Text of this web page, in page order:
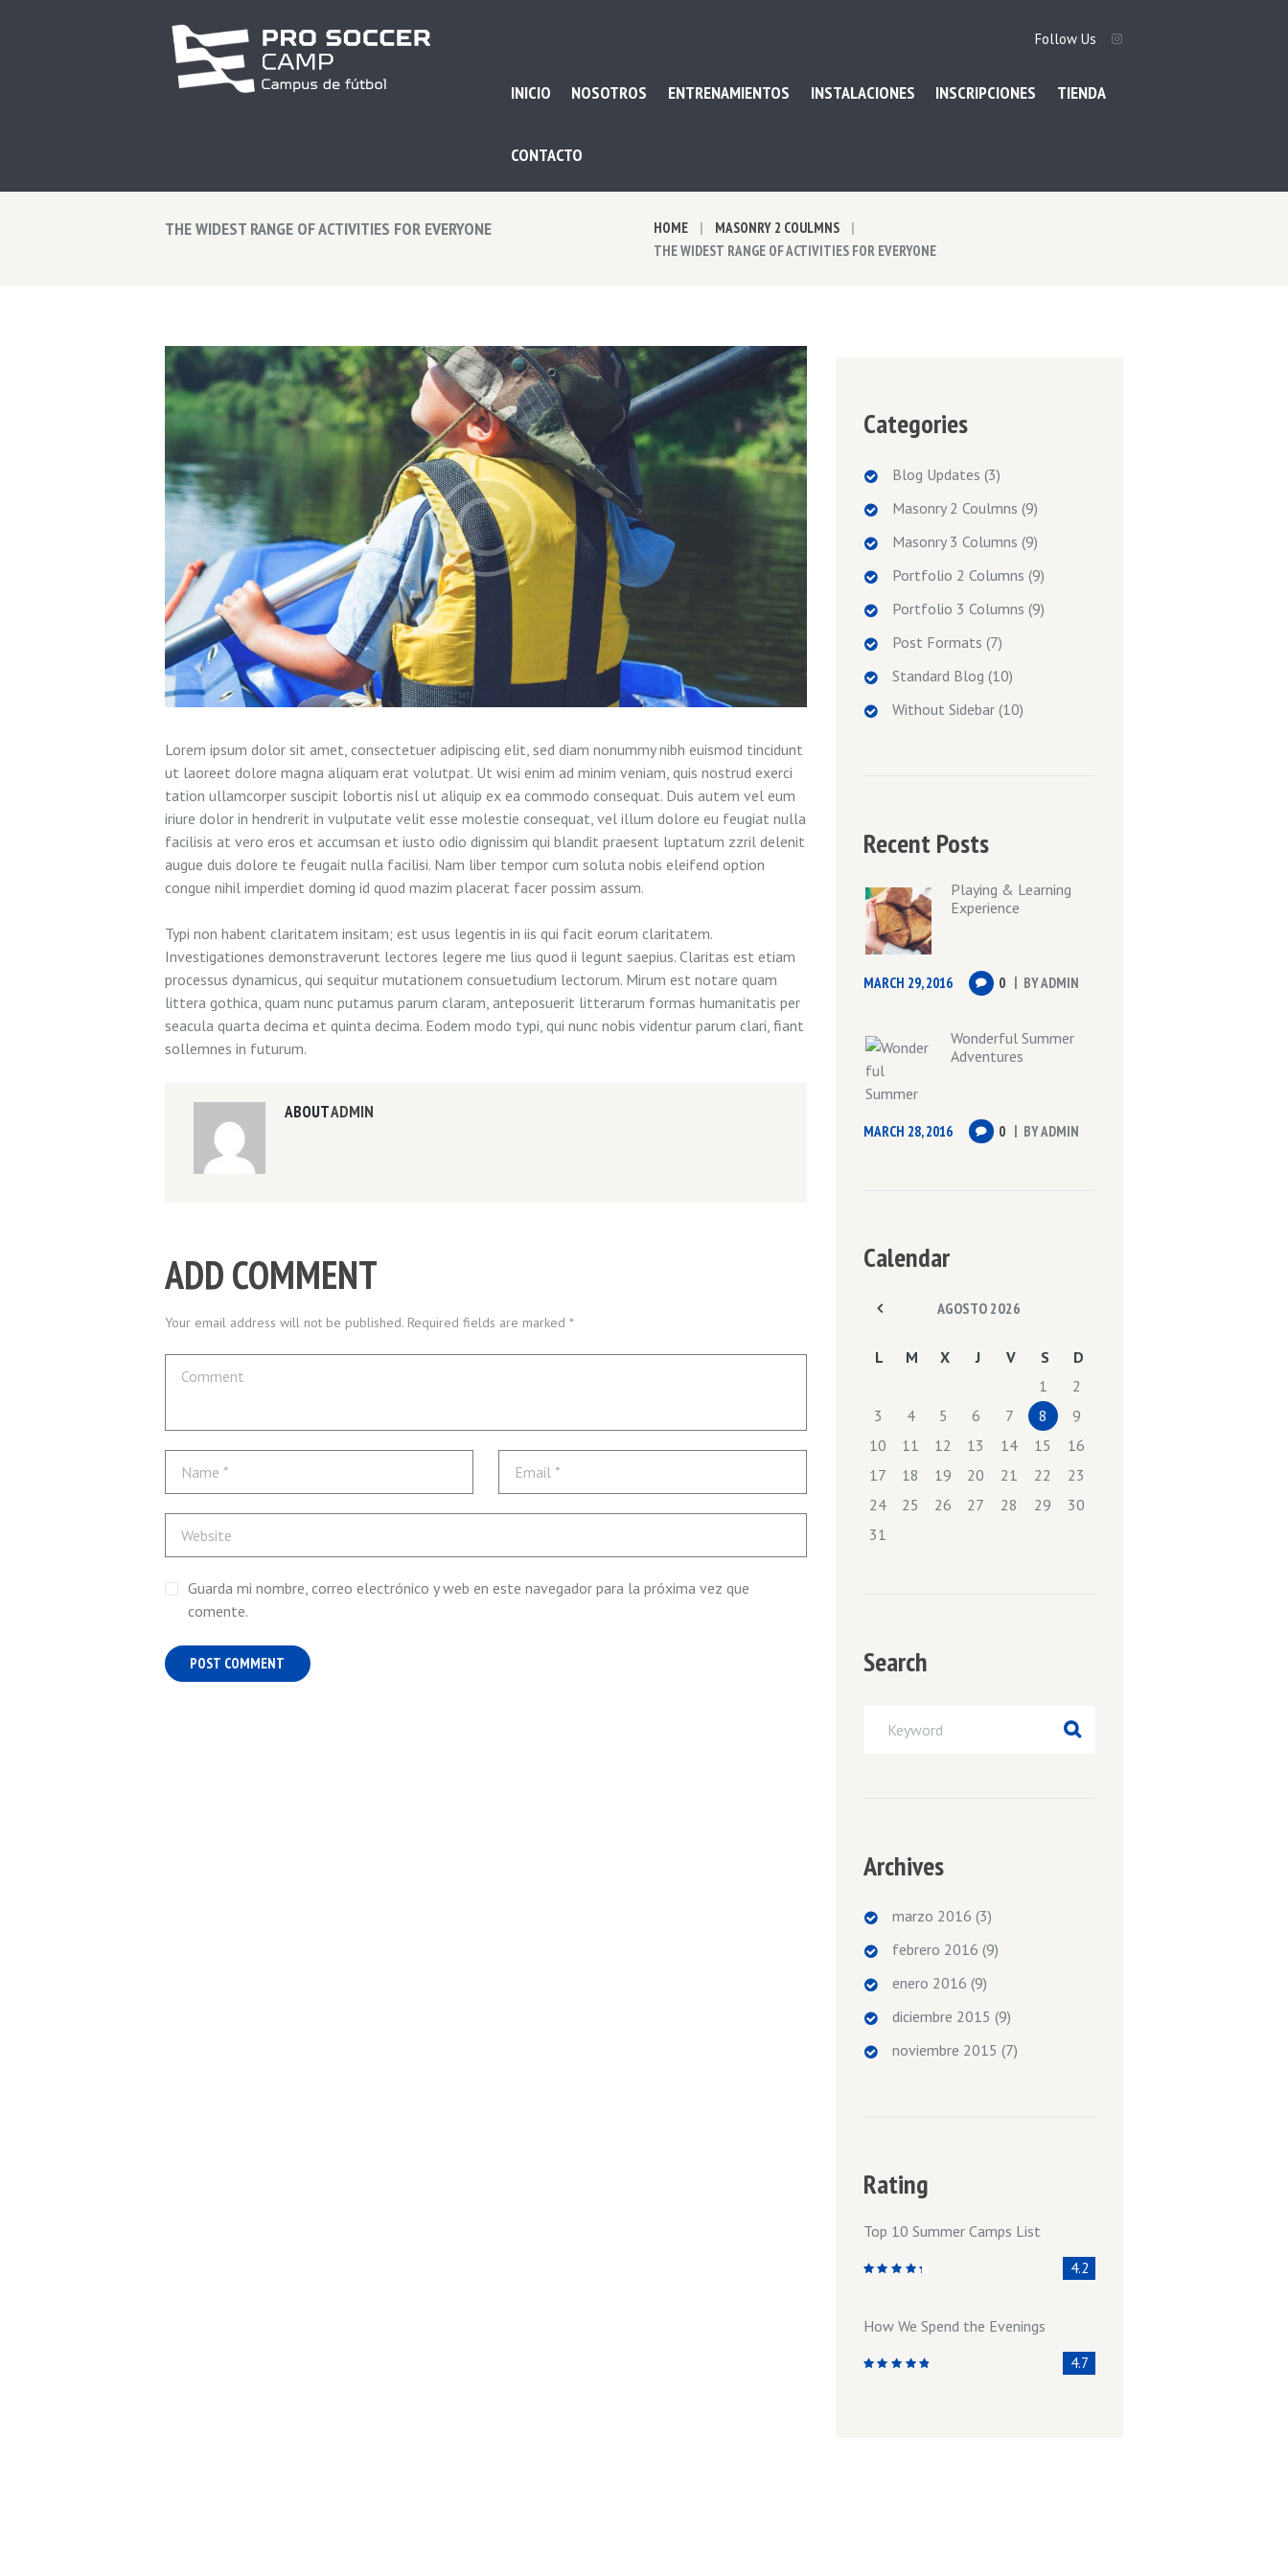
Follow Us
INICIO NOSOTROS ENTRENAMIENTOS INSTALACIONES INSCRIPCIONES TIENDA
CONTACTO
THE WIDEST RANGE OF ACTIVITIES FOR EVERYONE HOME
MASONRY 2 COULMNS
THE WIDEST RANGE OF ACTIVITIES FOR EVERYONE
Lorem ipsum dolor sit amet, consectetuer adipiscing elit, sed diam nonummy nibh euismod tincidunt
ut laoreet dolore magna aliquam erat volutpat. Ut wisi enim ad minim veniam, quis nostrud exerci
tation ullamcorper suscipit lobortis nisl ut aliquip ex ea commodo consequat. Duis autem vel eum
iriure dolor in hendrerit in vulputate velit esse molestie consequat, vel illum dolore eu feugiat nulla
facilisis at vero eros et accumsan et iusto odio dignissim qui blandit praesent luptatum zzril delenit
augue duis dolore te feugait nulla facilisi. Nam liber tempor cum soluta nobis eleifend option
congue nihil imperdiet doming id quod mazim placerat facer possim assum.
Typi non habent claritatem insitam; est usus legentis in iis qui facit eorum claritatem.
Investigationes demonstraverunt lectores legere me lius quod ii legunt saepius. Claritas est etiam
processus dynamicus, qui sequitur mutationem consuetudium lectorum. Mirum est notare quam
littera gothica, quam nunc putamus parum claram, anteposuerit litterarum formas humanitatis per
seacula quarta decima et quinta decima. Eodem modo typi, qui nunc nobis videntur parum clari, fiant
sollemnes in futurum.
ABOUTADMIN
ADD COMMENT
Your email address will not be published. Required fields are marked *
Guarda mi nombre, correo electrónico y web en este navegador para la próxima vez que
comente.
Categories
Blog Updates (3)
Masonry 2 Coulmns (9)
Masonry 3 Columns (9)
Portfolio 2 Columns (9)
Portfolio 3 Columns (9)
Post Formats (7)
Standard Blog (10)
Without Sidebar (10)
Recent Posts
Playing & Learning
Experience
MARCH 29, 2016 0 BYADMIN
Wonderful Summer
Adventures
MARCH 28, 2016 0 BYADMIN
Calendar
AGOSTO 2026
L M X J V S
D
1
2
3
4 5 6 7 8
9
10
11 12 13 14 15
16
17
18 19 20 21 22
23
24
25 26 27 28 29
30
31
Search
Archives
marzo 2016 (3)
febrero 2016 (9)
enero 2016 (9)
diciembre 2015 (9)
noviembre 2015 (7)
Rating
Top 10 Summer Camps List
4.2
How We Spend the Evenings
4.7